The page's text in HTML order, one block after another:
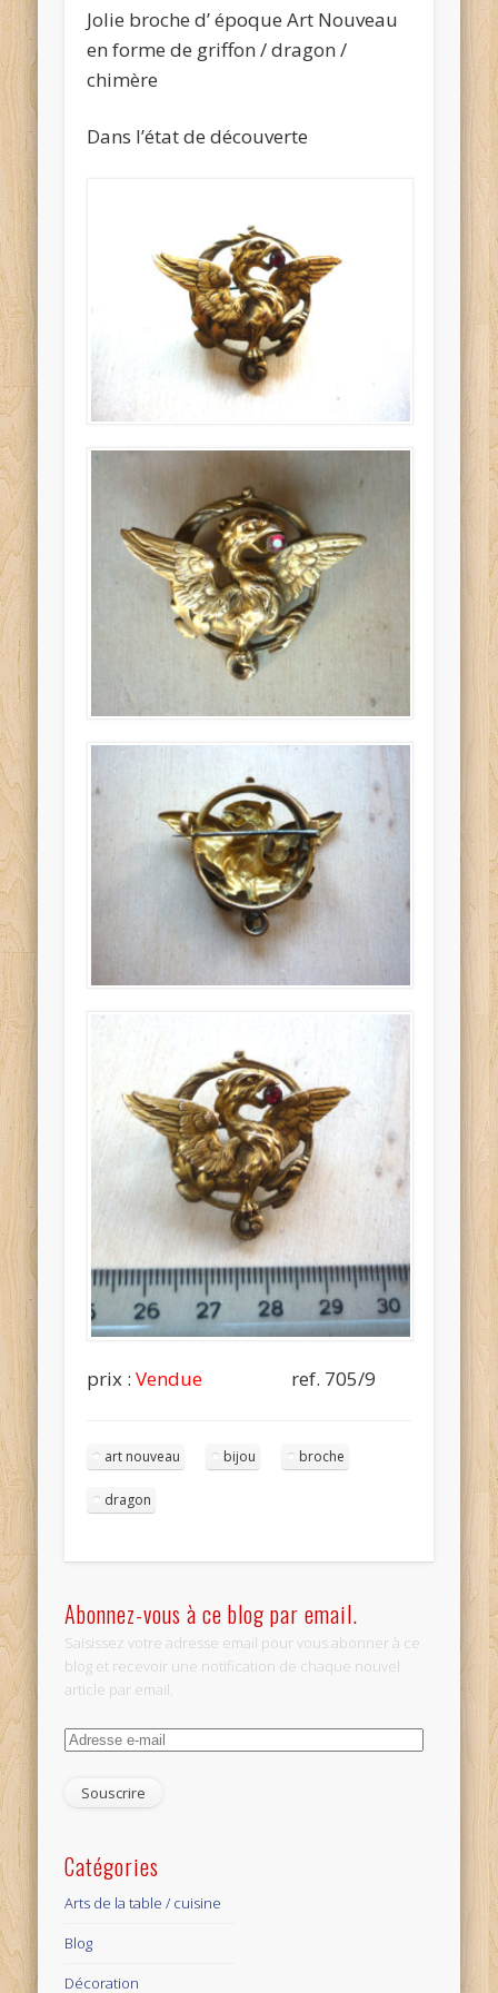
Jolie broche d’ époque Art Nouveau
en forme de griffon / dragon /
chimère
Dans l’état de découverte
prix :Vendue ref. 705/9
art nouveau bijou broche
dragon
Abonnez-vous à ce blog par email.
Saisissez votre adresse email pour vous abonner à ce
blog et recevoir une notification de chaque nouvel
article par email.
Adresse
mail
Catégories
Arts de la table / cuisine
Blog
Décoration